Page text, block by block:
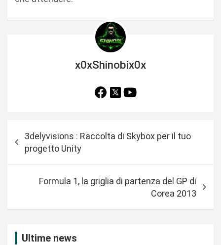
x0xShinobix0x
a
3delyvisions : Raccolta di Skybox per il tuo
progetto Unity
Formula 1, la griglia di partenza del GP di
Corea 2013
Ultime news